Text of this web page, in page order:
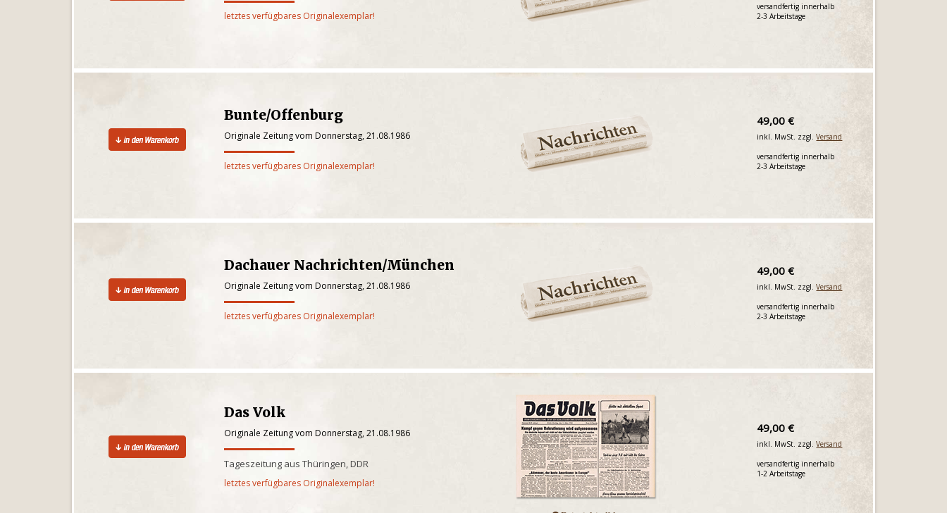
letztes verfügbares Originalexemplar!
versandfertig innerhalb
2-3 Arbeitstage
Bunte/Offenburg
Originale Zeitung vom Donnerstag, 21.08.1986
letztes verfügbares Originalexemplar!
49,00 €
inkl. MwSt. zzgl.Versand
versandfertig innerhalb
2-3 Arbeitstage
Dachauer Nachrichten/München
Originale Zeitung vom Donnerstag, 21.08.1986
letztes verfügbares Originalexemplar!
49,00 €
inkl. MwSt. zzgl.Versand
versandfertig innerhalb
2-3 Arbeitstage
Das Volk
Originale Zeitung vom Donnerstag, 21.08.1986
Tageszeitung aus Thüringen, DDR
letztes verfügbares Originalexemplar!
49,00 €
inkl. MwSt. zzgl.Versand
versandfertig innerhalb
1-2 Arbeitstage